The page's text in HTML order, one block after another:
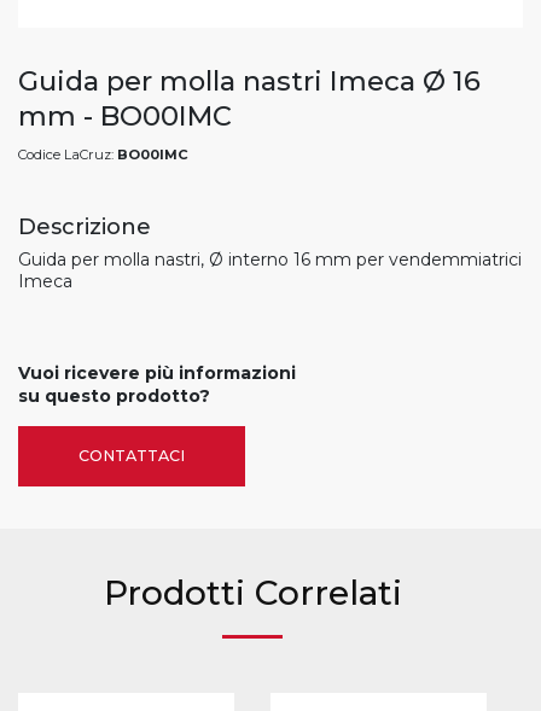
Guida per molla nastri Imeca Ø 16
mm - BO00IMC
Codice LaCruz: BO00IMC
Descrizione
Guida per molla nastri, Ø interno 16 mm per vendemmiatrici
Imeca
Vuoi ricevere più informazioni
su questo prodotto?
CONTATTACI
Prodotti Correlati